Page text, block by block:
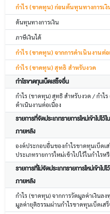
กำไร (ขาดทุน) ก่อนต้นทุนทางการเงิ
ต้นทุนทางการเงิน
ภาษีเงินได้
กำไร (ขาดทุน) จากการดำเนินงานต่อ
กำไร (ขาดทุน) สุทธิ สำหรับงวด
กำไรขาดทุนเบ็ดเสร็จอื่น
กำไร (ขาดทุน) สุทธิ สำหรับงวด / กำไ
ดำเนินงานต่อเนื่อง
รายการที่จัดประเภทรายการใหม่เข้าไปไว้
ภายหลัง
องค์ประกอบอื่นของกำไรขาดทุนเบ็ดเ
ประเภทรายการใหม่เข้าไปไว้ในกำไร
รายการที่ไม่จัดประเภทรายการใหม่เข้าไป
ภายหลัง
กำไร (ขาดทุน) จากการวัดมูลค่าเงินล
มูลค่ายุติธรรมผ่านกำไรขาดทุนเบ็ดเส